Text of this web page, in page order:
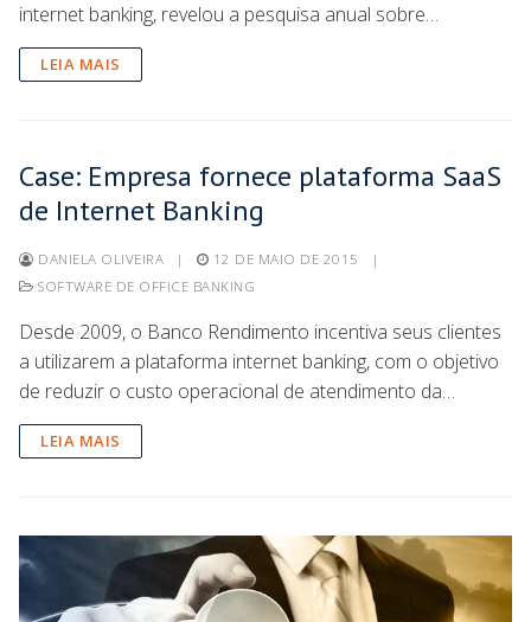
internet banking, revelou a pesquisa anual sobre…
LEIA MAIS
Case: Empresa fornece plataforma SaaS
de Internet Banking
DANIELA OLIVEIRA | 12 DE MAIO DE 2015
|
SOFTWARE DE OFFICE BANKING
Desde 2009, o Banco Rendimento incentiva seus clientes
a utilizarem a plataforma internet banking, com o objetivo
de reduzir o custo operacional de atendimento da…
LEIA MAIS